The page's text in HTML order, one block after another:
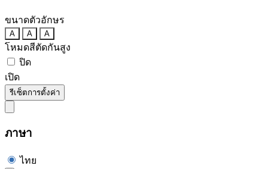
ขนาดตัวอักษร
A A A
โหมดสีตัดกันสูง
ปิด
เปิด
รีเซ็ตการตั้งค่า
ภาษา
ไทย